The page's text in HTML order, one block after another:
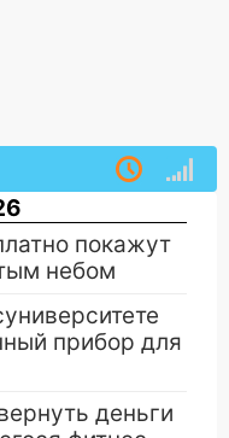
покажут
небом
прибор для
деньги